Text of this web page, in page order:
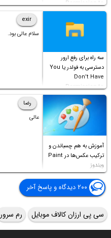
Permission to
Access this folder
سه راه برای رفع ارور
دسترسی به فولدر یا You
Don’t Have
Permission to
Access this folder
exir
سلام عالی بود.
آموزش به هم چسباندن و
ترکیب عکس‌ها در Paint
ویندوز
رضا
عالی
۲۰۰ دیدگاه و پاسخ آخر
سی پی ارزان کالاف موبایل رم سرور